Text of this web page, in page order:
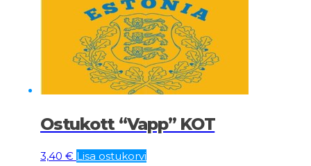
Ostukott “Vapp” KOT
3,40 € Lisa ostukorvi